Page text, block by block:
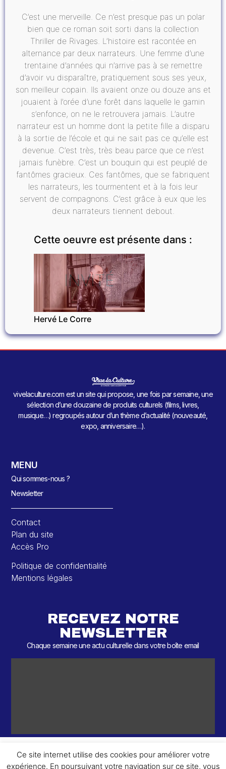
C’est une merveille. Ce n’est presque pas un polar
bien que ce roman soit sorti dans la collection
Thriller de Rivages. L’histoire est racontée en
alternance par deux narrateurs. Une femme d’une
trentaine d’années qui n’arrive pas à se remettre
d’avoir vu disparaître, pratiquement sous ses yeux,
son meilleur copain. Ils avaient onze ou douze ans et
jouaient à l’orée d’une forêt dans laquelle le gamin
s’enfonce, on ne le retrouvera jamais. L’autre
narrateur est un homme dont la petite fille a disparu
à la sortie de l’école et qui ne sait pas ce qu’elle est
devenue. C’est très, très beau parce que ce n’est
jamais funèbre. C’est un bouquin qui est peuplé de
fantômes gracieux. Ces fantômes, que se fabriquent
les narrateurs, les tourmentent et à la fois leur
servent de compagnons. C’est grâce à eux que les
deux narrateurs tiennent debout.
Cette oeuvre est présente dans :
INVITÉ
Hervé Le Corre
vivelaculture.com est un site qui propose, une fois par semaine, une
sélection d’une douzaine de produits culturels (films, livres,
musique…) regroupés autour d’un thème d’actualité (nouveauté,
expo, anniversaire…).
MENU
Qui sommes-nous ?
Newsletter
Contact
Plan du site
Accès Pro
Politique de confidentialité
Mentions légales
RECEVEZ NOTRE
NEWSLETTER
Chaque semaine une actu culturelle dans votre boîte email
Ce site internet utilise des cookies pour améliorer votre
expérience. En poursuivant votre navigation sur ce site, vous